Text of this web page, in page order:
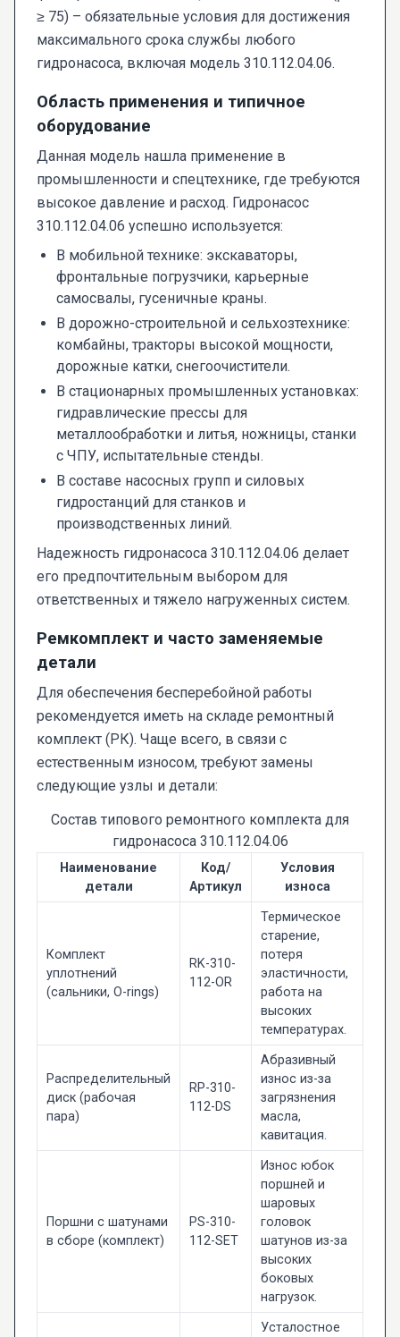
≥ 75) – обязательные условия для достижения
максимального срока службы любого
гидронасоса, включая модель 310.112.04.06.
Область применения и типичное
оборудование
Данная модель нашла применение в
промышленности и спецтехнике, где требуются
высокое давление и расход. Гидронасос
310.112.04.06 успешно используется:
В мобильной технике: экскаваторы,
фронтальные погрузчики, карьерные
самосвалы, гусеничные краны.
В дорожно-строительной и сельхозтехнике:
комбайны, тракторы высокой мощности,
дорожные катки, снегоочистители.
В стационарных промышленных установках:
гидравлические прессы для
металлообработки и литья, ножницы, станки
с ЧПУ, испытательные стенды.
В составе насосных групп и силовых
гидростанций для станков и
производственных линий.
Надежность гидронасоса 310.112.04.06 делает
его предпочтительным выбором для
ответственных и тяжело нагруженных систем.
Ремкомплект и часто заменяемые
детали
Для обеспечения бесперебойной работы
рекомендуется иметь на складе ремонтный
комплект (РК). Чаще всего, в связи с
естественным износом, требуют замены
следующие узлы и детали:
Состав типового ремонтного комплекта для
гидронасоса 310.112.04.06
Наименование
детали
Код/
Артикул
Условия
износа
Комплект
уплотнений
(сальники, O-rings)
RK-310-
112-OR
Термическое
старение,
потеря
эластичности,
работа на
высоких
температурах.
Распределительный
диск (рабочая
пара)
RP-310-
112-DS
Абразивный
износ из-за
загрязнения
масла,
кавитация.
Поршни с шатунами
в сборе (комплект)
PS-310-
112-SET
Износ юбок
поршней и
шаровых
головок
шатунов из-за
высоких
боковых
нагрузок.
Усталостное